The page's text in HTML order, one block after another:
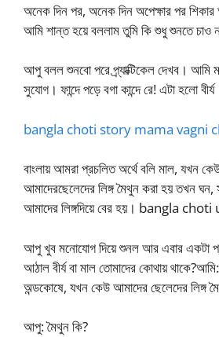
অনেক দিন পর, অনেক দিন অপেক্ষার পর
আমি শান্ত হয়ে বললাম তুমি কি শুধু শুনতে চাও
আপু বলল শুনবো পরে প্র্যাক্টিকেল দেখব। আমি
সুযোগ। ফান্দে পড়ে বগা কান্দে রে! এটা হলো বীর্য
bangla choti story mama vagni
বাংলায় আমরা প্রচলিত অর্থে বলি মাল, যখন
আমাদেরছেলেদের লিঙ্গ মৈথুন করা হয় তখন ঘন,
আমাদের লিঙ্গদিয়ে বের হয়। bangla choti
আপু খুব মনোযোগ দিয়ে শুনল আর এবার একটা
আঠাল বীর্য বা মাল তোমাদের কোথায়
অন্ডকোষে, যখন কেউ আমাদের ছেলেদের লিঙ্গ
আপু: মৈথুন কি?